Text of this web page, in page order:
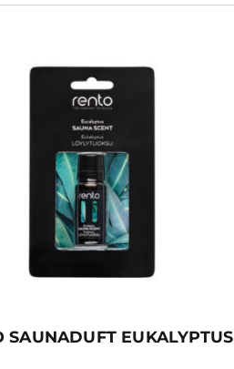
SAUNADUFT EUKALYPTUS